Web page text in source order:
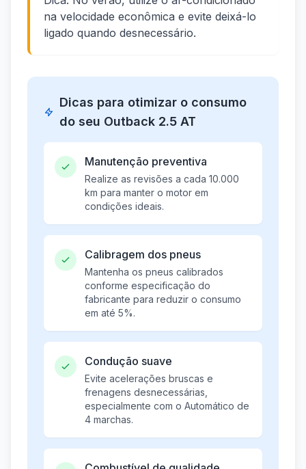
na velocidade econômica e evite deixá-lo
ligado quando desnecessário.
Dicas para otimizar o consumo
do seu Outback 2.5 AT
Manutenção preventiva
Realize as revisões a cada 10.000
km para manter o motor em
condições ideais.
Calibragem dos pneus
Mantenha os pneus calibrados
conforme especificação do
fabricante para reduzir o consumo
em até 5%.
Condução suave
Evite acelerações bruscas e
frenagens desnecessárias,
especialmente com o Automático de
4 marchas.